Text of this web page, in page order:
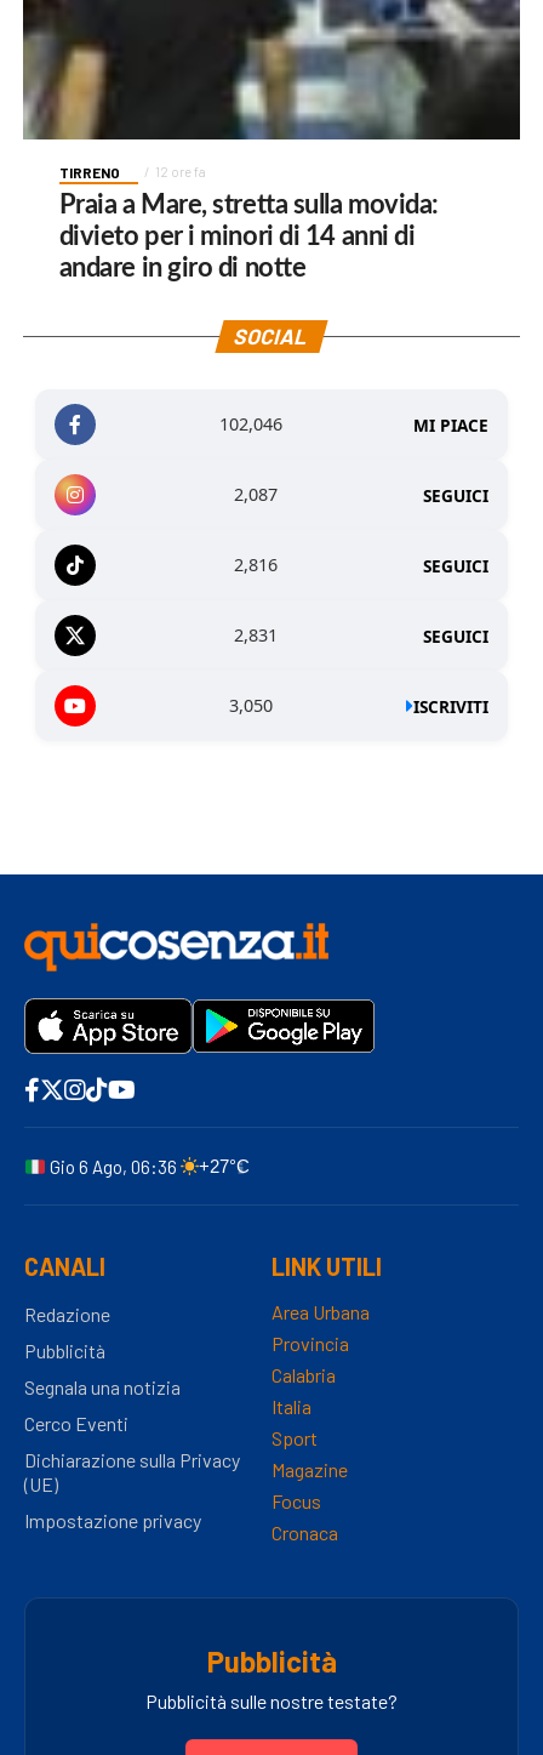
TIRRENO 12 ore fa
Praia a Mare, stretta sulla movida:
divieto per i minori di 14 anni di
andare in giro di notte
SOCIAL
102,046 MI PIACE
2,087 SEGUICI
2,816 SEGUICI
2,831 SEGUICI
3,050 ISCRIVITI
Gio 6 Ago, 06:36 +27°C
CANALI
Redazione
Pubblicità
Segnala una notizia
Cerco Eventi
Dichiarazione sulla Privacy
(UE)
Impostazione privacy
LINK UTILI
Area Urbana
Provincia
Calabria
Italia
Sport
Magazine
Focus
Cronaca
Pubblicità
Pubblicità sulle nostre testate?